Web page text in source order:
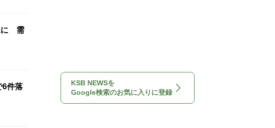
に 需
6件落
KSB NEWSを
Google検索のお気に入りに登録